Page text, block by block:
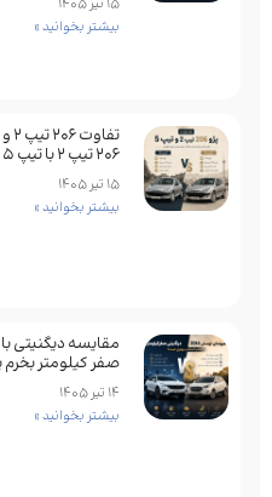
15 تیر 1405
بیشتر بخوانید »
۲۰۶ تیپ ۲ با تیپ ۵
15 تیر 1405
بیشتر بخوانید »
صفر کیلومتر بخرم یا
14 تیر 1405
بیشتر بخوانید »